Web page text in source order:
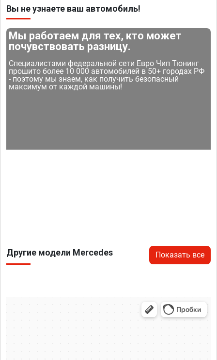
Вы не узнаете ваш автомобиль!
Мы работаем для тех, кто может
почувствовать разницу.
Специалистами федеральной сети Евро Чип Тюнинг
прошито более 10 000 автомобилей в 50+ городах РФ
- поэтому мы знаем, как получить безопасный
максимум от каждой машины!
Другие модели Mercedes Показать все